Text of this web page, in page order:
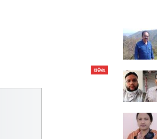
ଓଡିଶା